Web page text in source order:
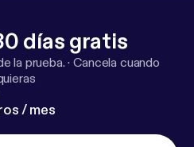
días gratis
la prueba. ·Cancela cuando
/ mes